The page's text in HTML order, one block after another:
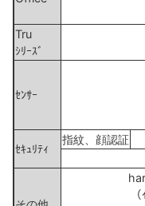
Tru
ｼﾘｰｽﾞ
ｾﾝｻｰ
ｾｷｭﾘﾃｨ
指紋、顔認証